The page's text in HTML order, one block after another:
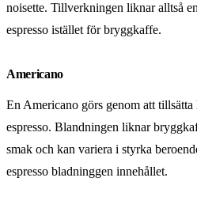
noisette. Tillverkningen liknar alltså
espresso istället för bryggkaffe.
Americano
En Americano görs genom att
espresso. Blandningen liknar
smak och kan variera i styrka
espresso bladninggen innehållet.